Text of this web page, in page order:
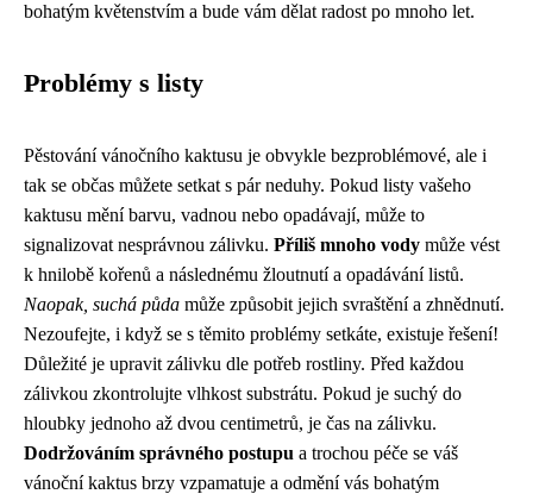
bohatým květenstvím a bude vám dělat radost po mnoho let.
Problémy s listy
Pěstování vánočního kaktusu je obvykle bezproblémové, ale i
tak se občas můžete setkat s pár neduhy. Pokud listy vašeho
kaktusu mění barvu, vadnou nebo opadávají, může to
signalizovat nesprávnou zálivku. Příliš mnoho vody může vést
k hnilobě kořenů a následnému žloutnutí a opadávání listů.
Naopak, suchá půda může způsobit jejich svraštění a zhnědnutí.
Nezoufejte, i když se s těmito problémy setkáte, existuje řešení!
Důležité je upravit zálivku dle potřeb rostliny. Před každou
zálivkou zkontrolujte vlhkost substrátu. Pokud je suchý do
hloubky jednoho až dvou centimetrů, je čas na zálivku.
Dodržováním správného postupu a trochou péče se váš
vánoční kaktus brzy vzpamatuje a odmění vás bohatým